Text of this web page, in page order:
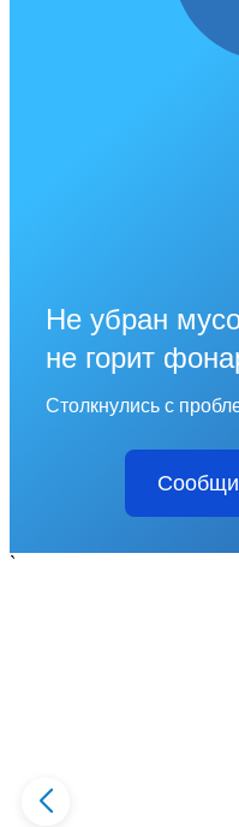
Не убран
не горит
Столкнулись с
`